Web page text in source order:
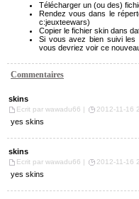
Télécharger un (ou des)
Rendez vous dans le
c:jeuxteewars)
Copier le fichier skin dans
Si vous avez bien suivi les
vous devriez voir ce
Commentaires
skins
Ecrit par wawadu66 | 2012-11-16
yes skins
skins
Ecrit par wawadu66 | 2012-11-16
yes skins